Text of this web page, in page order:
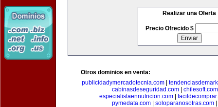
Realizar una Oferta
Precio Ofrecido $
Otros dominios en venta:
publicidadymercadotecnia.com|
cabinasdeseguridad.com| chilesoft.com
especialistaennutricion.com|
pymedata.com
soloparanosotras.com